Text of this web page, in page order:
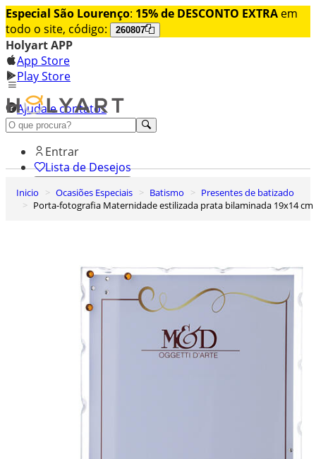
Especial São Lourenço: 15% de DESCONTO EXTRA em
todo o site, código:
260807
Holyart APP
App Store
Play Store
Ajuda e contatos
Conheça premium
Entrar
Lista de Desejos
0
Carrinho de Compras
Inicio Ocasiões Especiais Batismo
Presentes de batizado
Porta-fotografia Maternidade estilizada prata bilaminada 19x14 cm